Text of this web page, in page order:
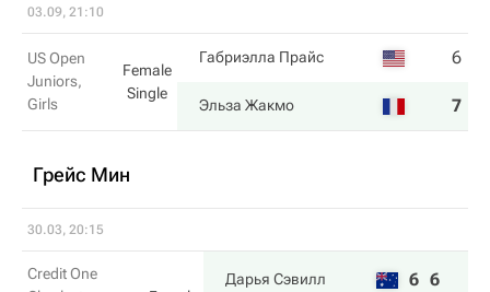
03.09, 21:10
US Open
Juniors,
Girls
Female
Single
Габриэлла Прайс 6
Эльза Жакмо 7
Грейс Мин
30.03, 20:15
Credit One
Дарья Сэвилл 6 6